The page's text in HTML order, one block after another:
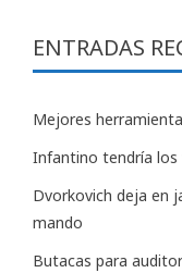
ENTRADAS
Mejores
Infantino tendría los
Dvorkovich deja en
mando
Butacas para